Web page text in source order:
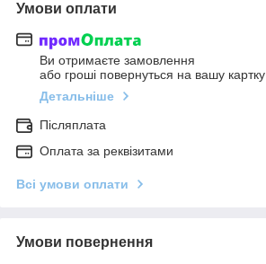
Умови оплати
Ви отримаєте замовлення
або гроші повернуться на вашу картку
Детальніше
Післяплата
Оплата за реквізитами
Всі умови оплати
Умови повернення